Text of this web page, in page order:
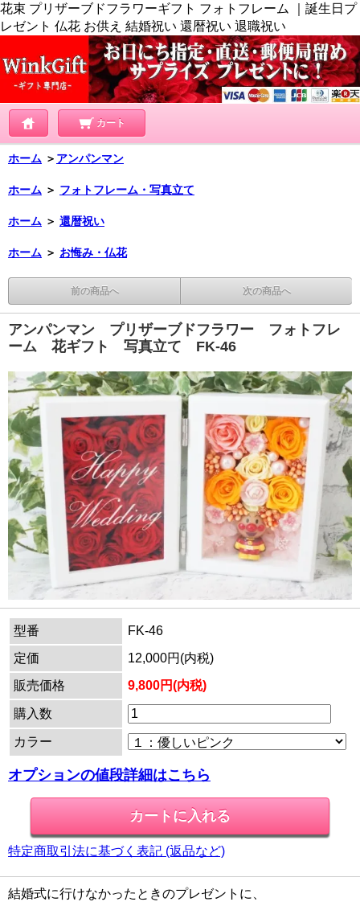
花束 プリザーブドフラワーギフト フォトフレーム ｜誕生日プ
レゼント 仏花 お供え 結婚祝い 還暦祝い 退職祝い
カート
ホーム ＞ アンパンマン
ホーム ＞ フォトフレーム・写真立て
ホーム ＞ 還暦祝い
ホーム ＞ お悔み・仏花
前の商品へ 次の商品へ
アンパンマン プリザーブドフラワー フォトフレ
ーム 花ギフト 写真立て FK-46
型番
FK-46
定価
12,000円(内税)
販売価格
9,800円(内税)
購入数
カラー
オプションの値段詳細はこちら
特定商取引法に基づく表記 (返品など)
結婚式に行けなかったときのプレゼントに、